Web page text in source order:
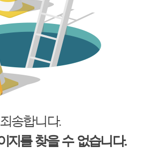
죄송합니다.
지를 찾을 수 없습니다.